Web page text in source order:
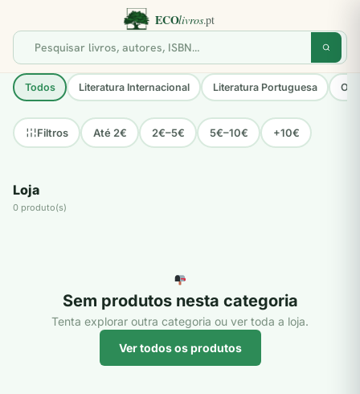
Todos Literatura Internacional Literatura Portuguesa
Filtros Até 2€ 2€–5€ 5€–10€ +10€
Loja
0 produto(s)
Sem produtos nesta categoria
Tenta explorar outra categoria ou ver toda a loja.
Ver todos os produtos